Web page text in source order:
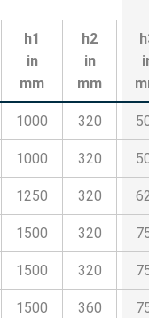
h1
in
mm
h2
in
mm
1000 320
1000 320
1250 320
1500 320
1500 320
1500 360